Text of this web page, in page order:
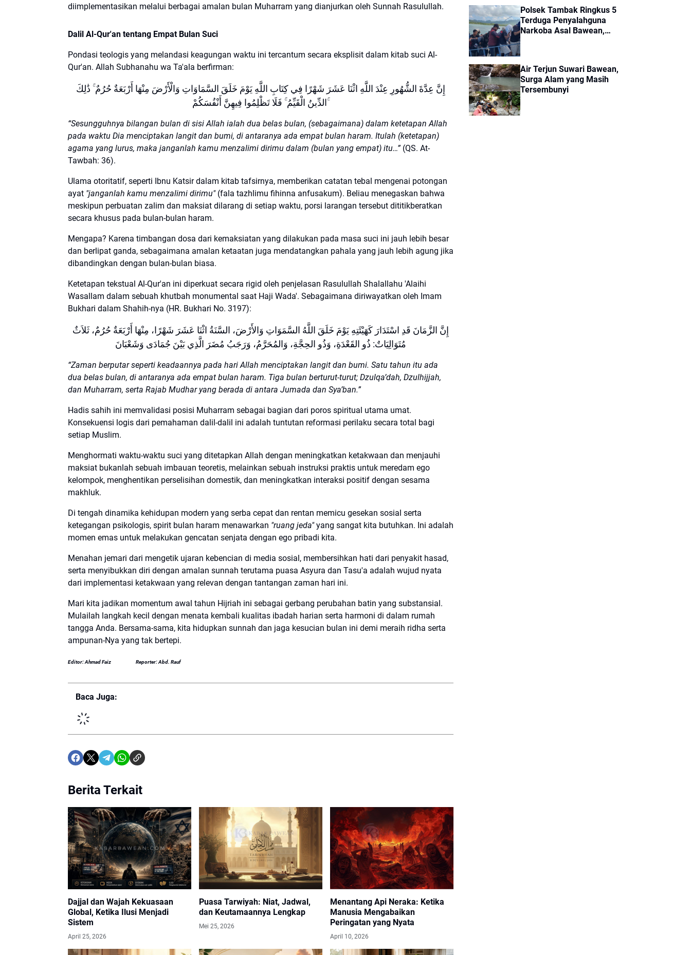
diimplementasikan melalui berbagai amalan bulan Muharram yang dianjurkan oleh Sunnah Rasulullah.
Dalil Al-Qur'an tentang Empat Bulan Suci
Pondasi teologis yang melandasi keagungan waktu ini tercantum secara eksplisit dalam kitab suci Al-
Qur'an. Allah Subhanahu wa Ta'ala berfirman:
إِنَّ عِدَّةَ الشُّهُورِ عِنْدَ اللَّهِ اثْنَا عَشَرَ شَهْرًا فِي كِتَابِ اللَّهِ يَوْمَ خَلَقَ السَّمَاوَاتِ وَالْأَرْضَ مِنْهَا أَرْبَعَةٌ حُرُمٌ ۚ ذَٰلِكَ
الدِّينُ الْقَيِّمُ ۚ فَلَا تَظْلِمُوا فِيهِنَّ أَنْفُسَكُمْ ۚ
“Sesungguhnya bilangan bulan di sisi Allah ialah dua belas bulan, (sebagaimana) dalam ketetapan Allah
pada waktu Dia menciptakan langit dan bumi, di antaranya ada empat bulan haram. Itulah (ketetapan)
agama yang lurus, maka janganlah kamu menzalimi dirimu dalam (bulan yang empat) itu…”(QS. At-
Tawbah: 36).
Ulama otoritatif, seperti Ibnu Katsir dalam kitab tafsirnya, memberikan catatan tebal mengenai potongan
ayat "janganlah kamu menzalimi dirimu"(fala tazhlimu fihinna anfusakum). Beliau menegaskan bahwa
meskipun perbuatan zalim dan maksiat dilarang di setiap waktu, porsi larangan tersebut dititikberatkan
secara khusus pada bulan-bulan haram.
Mengapa? Karena timbangan dosa dari kemaksiatan yang dilakukan pada masa suci ini jauh lebih besar
dan berlipat ganda, sebagaimana amalan ketaatan juga mendatangkan pahala yang jauh lebih agung jika
dibandingkan dengan bulan-bulan biasa.
Ketetapan tekstual Al-Qur'an ini diperkuat secara rigid oleh penjelasan Rasulullah Shalallahu 'Alaihi
Wasallam dalam sebuah khutbah monumental saat Haji Wada'. Sebagaimana diriwayatkan oleh Imam
Bukhari dalam Shahih-nya (HR. Bukhari No. 3197):
إِنَّ الزَّمَانَ قَدِ اسْتَدَارَ كَهَيْئَتِهِ يَوْمَ خَلَقَ اللَّهُ السَّمَوَاتِ وَالأَرْضَ، السَّنَةُ اثْنَا عَشَرَ شَهْرًا، مِنْهَا أَرْبَعَةٌ حُرُمٌ، ثَلاَثٌ
مُتَوَالِيَاتٌ: ذُو القَعْدَةِ، وَذُو الحِجَّةِ، وَالمُحَرَّمُ، وَرَجَبُ مُضَرَ الَّذِي بَيْنَ جُمَادَى وَشَعْبَانَ
“Zaman berputar seperti keadaannya pada hari Allah menciptakan langit dan bumi. Satu tahun itu ada
dua belas bulan, di antaranya ada empat bulan haram. Tiga bulan berturut-turut; Dzulqa’dah, Dzulhijjah,
dan Muharram, serta Rajab Mudhar yang berada di antara Jumada dan Sya’ban.”
Hadis sahih ini memvalidasi posisi Muharram sebagai bagian dari poros spiritual utama umat.
Konsekuensi logis dari pemahaman dalil-dalil ini adalah tuntutan reformasi perilaku secara total bagi
setiap Muslim.
Menghormati waktu-waktu suci yang ditetapkan Allah dengan meningkatkan ketakwaan dan menjauhi
maksiat bukanlah sebuah imbauan teoretis, melainkan sebuah instruksi praktis untuk meredam ego
kelompok, menghentikan perselisihan domestik, dan meningkatkan interaksi positif dengan sesama
makhluk.
Di tengah dinamika kehidupan modern yang serba cepat dan rentan memicu gesekan sosial serta
ketegangan psikologis, spirit bulan haram menawarkan "ruang jeda"yang sangat kita butuhkan. Ini adalah
momen emas untuk melakukan gencatan senjata dengan ego pribadi kita.
Menahan jemari dari mengetik ujaran kebencian di media sosial, membersihkan hati dari penyakit hasad,
serta menyibukkan diri dengan amalan sunnah terutama puasa Asyura dan Tasu'a adalah wujud nyata
dari implementasi ketakwaan yang relevan dengan tantangan zaman hari ini.
Mari kita jadikan momentum awal tahun Hijriah ini sebagai gerbang perubahan batin yang substansial.
Mulailah langkah kecil dengan menata kembali kualitas ibadah harian serta harmoni di dalam rumah
tangga Anda. Bersama-sama, kita hidupkan sunnah dan jaga kesucian bulan ini demi meraih ridha serta
ampunan-Nya yang tak bertepi.
Editor: Ahmad Faiz Reporter: Abd. Rauf
Baca Juga:
Berita Terkait
Dajjal dan Wajah Kekuasaan
Global, Ketika Ilusi Menjadi
Sistem
April 25, 2026
Puasa Tarwiyah: Niat, Jadwal,
dan Keutamaannya Lengkap
Mei 25, 2026
Menantang Api Neraka: Ketika
Manusia Mengabaikan
Peringatan yang Nyata
April 10, 2026
Polsek Tambak Ringkus 5
Terduga Penyalahguna
Narkoba Asal Bawean,
Air Terjun Suwari Bawean,
Surga Alam yang Masih
Tersembunyi